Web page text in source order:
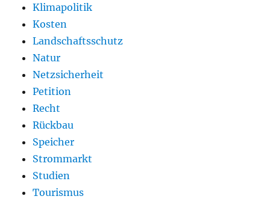
Klimapolitik
Kosten
Landschaftsschutz
Natur
Netzsicherheit
Petition
Recht
Rückbau
Speicher
Strommarkt
Studien
Tourismus